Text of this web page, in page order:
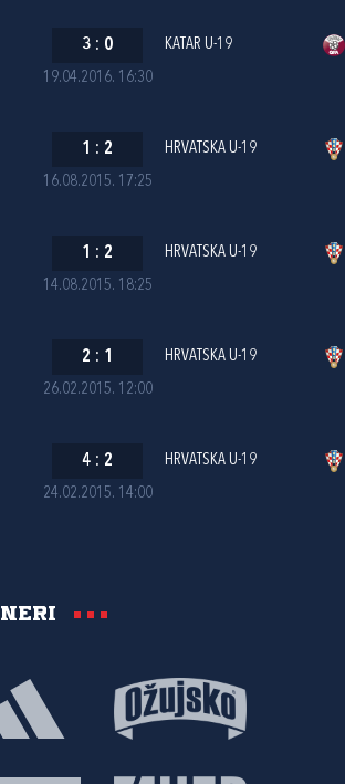
19.04.2016. 16:30
3 : 0 KATAR U-19
16.08.2015. 17:25
1 : 2 HRVATSKA U-19
14.08.2015. 18:25
1 : 2 HRVATSKA U-19
26.02.2015. 12:00
2 : 1 HRVATSKA U-19
24.02.2015. 14:00
4 : 2 HRVATSKA U-19